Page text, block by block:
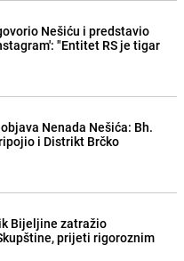
Nešiću i predstavio
"Entitet RS je tigar
Nenada Nešića: Bh.
i Distrikt Brčko
Bijeljine zatražio
prijeti rigoroznim